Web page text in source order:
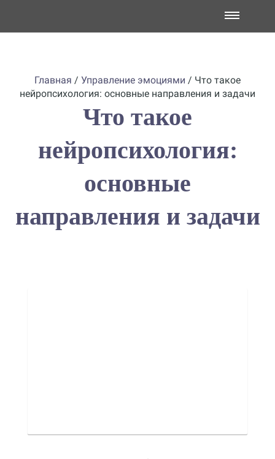
Главная / Управление эмоциями / Что такое
нейропсихология: основные направления и задачи
Что такое
нейропсихология:
основные
направления и задачи